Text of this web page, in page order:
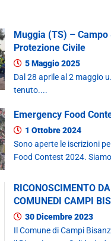
Muggia (TS) – Campo
Protezione Civile
5 Maggio 2025
Dal 28 aprile al 2 maggio
tenuto....
Emergency Food
1 Ottobre 2024
Sono aperte le iscrizioni
Food Contest 2024.
RICONOSCIMENTO
COMUNEDI CAMPI
30 Dicembre 2023
Il Comune di Campi